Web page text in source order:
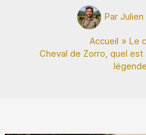
Par Julien
Accueil
Le
Cheval de Zorro, quel est